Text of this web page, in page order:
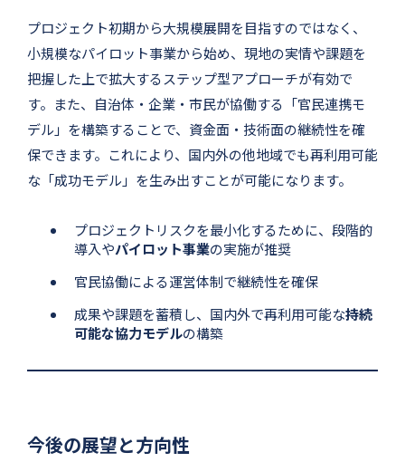
プロジェクト初期から大規模展開を目指すのではなく、
小規模なパイロット事業から始め、現地の実情や課題を
把握した上で拡大するステップ型アプローチが有効で
す。また、自治体・企業・市民が協働する「官民連携モ
デル」を構築することで、資金面・技術面の継続性を確
保できます。これにより、国内外の他地域でも再利用可能
な「成功モデル」を生み出すことが可能になります。
プロジェクトリスクを最小化するために、段階的
導入やパイロット事業の実施が推奨
官民協働による運営体制で継続性を確保
成果や課題を蓄積し、国内外で再利用可能な持続
可能な協力モデルの構築
今後の展望と方向性